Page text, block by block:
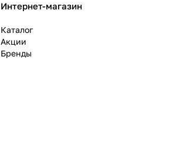
Интернет-магазин
Каталог
Акции
Бренды